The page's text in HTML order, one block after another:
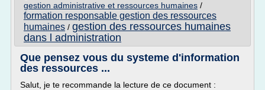
gestion administrative et ressources humaines /
formation responsable gestion des ressources
humaines / gestion des ressources humaines
dans l administration
Que pensez vous du systeme d'information
des ressources ...
Salut, je te recommande la lecture de ce document :